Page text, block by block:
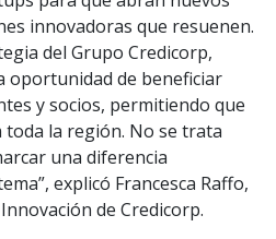
innovadoras que resuenen.
del Grupo Credicorp,
oportunidad de beneficiar
y socios, permitiendo que
la región. No se trata
una diferencia
explicó Francesca Raffo,
de Credicorp.